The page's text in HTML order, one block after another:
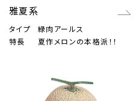
雅夏系
タイプ
緑肉アールス
特長
夏作メロンの本格派！！